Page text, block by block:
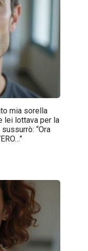
mia sorella
lei lottava per la
“Ora